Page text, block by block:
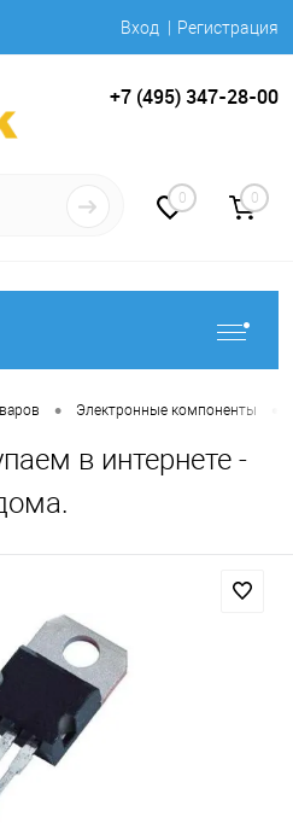
Вход Регистрация
+7 (495) 347-28-00
0 0
• Электронные компоненты
в интернете -